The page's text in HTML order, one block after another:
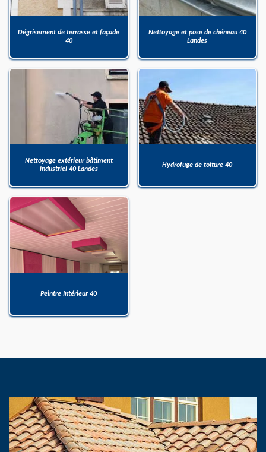
Dégrisement de terrasse et façade
40
Nettoyage et pose de chéneau 40
Landes
Nettoyage extérieur bâtiment
industriel 40 Landes
Hydrofuge de toiture 40
Peintre Intérieur 40